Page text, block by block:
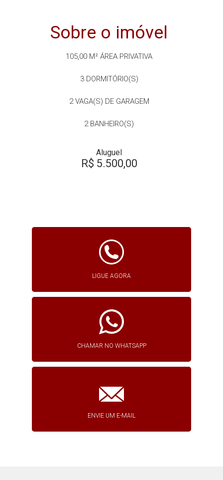
Sobre o imóvel
105,00 M² ÁREA PRIVATIVA
3DORMITÓRIO(S)
2VAGA(S) DE GARAGEM
2BANHEIRO(S)
Aluguel
R$ 5.500,00
LIGUE AGORA
CHAMAR NO WHATSAPP
ENVIE UM E-MAIL